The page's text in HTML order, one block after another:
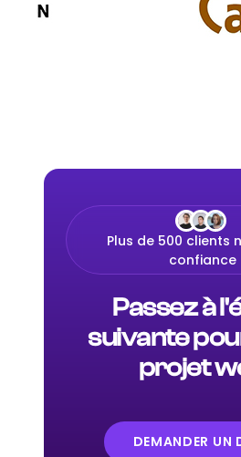
Plus de 500 clients
confiance
Passez à
suivante
projet
DEMANDER UN